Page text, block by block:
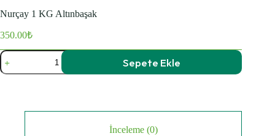
Nurçay 1 KG Altınbaşak
350.00₺
Nurçay
KG
Sepete Ekle
İnceleme (0)